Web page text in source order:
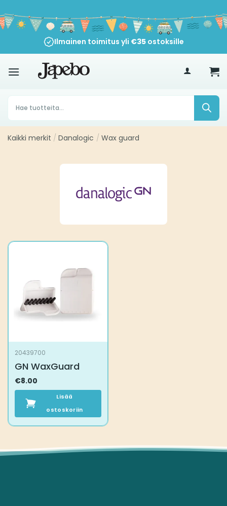
sisältöön
Ilmainen toimitus yli €35ostoksille
Products
search
Kaikki merkit / Danalogic / Wax guard
20439700
GN WaxGuard
€8.00
Lisää
ostoskoriin